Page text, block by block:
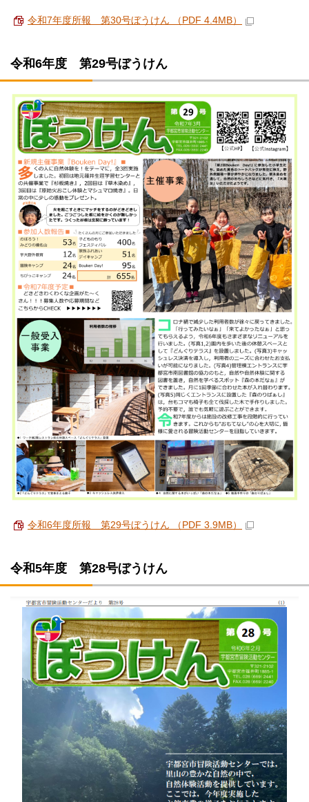
令和7年度所報 第30号ぼうけん （PDF 4.4MB）
令和6年度 第29号ぼうけん
令和6年度所報 第29号ぼうけん （PDF 3.9MB）
令和5年度 第28号ぼうけん